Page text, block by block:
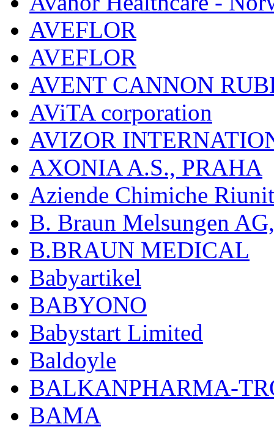
AVEFLOR
AVEFLOR
AVENT CANNON
AViTA corporation
AVIZOR
AXONIA A.S., PRAHA
Aziende Chimiche
B. Braun Melsungen
B.BRAUN MEDICAL
Babyartikel
BABYONO
Babystart Limited
Baldoyle
BALKANPHARMA-
BAMA